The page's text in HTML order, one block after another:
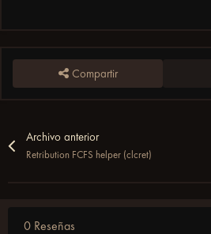
Compartir
Archivo anterior
Retribution FCFS helper (clcret)
0 Reseñas